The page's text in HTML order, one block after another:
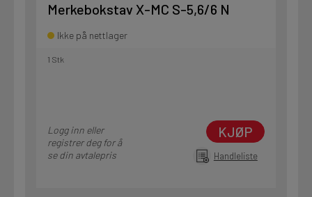
Merkebokstav X-MC S-5,6/6 N
Ikke på nettlager
1 Stk
Logg inn eller
registrer deg for å
se din avtalepris
KJØP
Handleliste